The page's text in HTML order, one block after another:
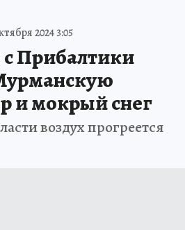
2024 3:05
Прибалтики
и мокрый снег
воздух прогреется